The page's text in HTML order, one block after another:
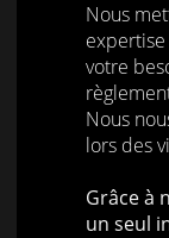
Nous
votre
Nous
lors des
Grâce à
un seul